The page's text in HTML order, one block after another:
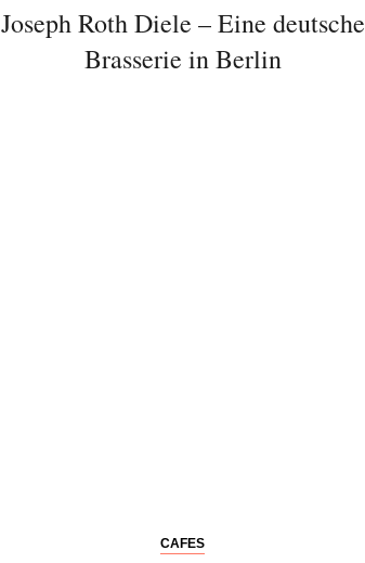
Joseph Roth Diele – Eine deutsche
Brasserie in Berlin
CAFES